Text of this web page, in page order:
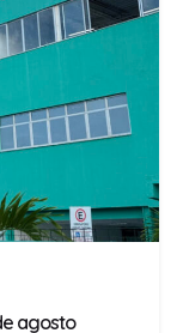
agosto